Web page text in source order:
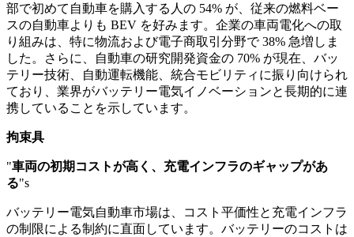
部で初めて自動車を購入する人の 54% が、従来の燃料ベー
スの自動車よりも BEV を好みます。企業の車両電化への取
り組みは、特に物流および電子商取引分野で 38% 急増しま
した。さらに、自動車の研究開発資金の 70% が現在、バッ
テリー技術、自動運転機能、統合モビリティに振り向けられ
ており、業界がバッテリー電気イノベーションと長期的に連
携していることを示しています。
拘束具
"車両の初期コストが高く、充電インフラのギャップがあ
る"s
バッテリー電気自動車市場は、コスト平価性と充電インフラ
の制限による制約に直面しています。バッテリーのコストは